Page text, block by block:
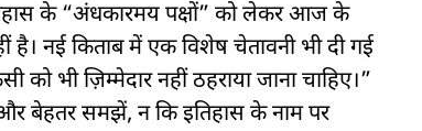
के “अंधकारमय पक्षों” को लेकर आज के
है। नई किताब में एक विशेष चेतावनी भी दी गई
भी ज़िम्मेदार नहीं ठहराया जाना चाहिए।”
बेहतर समझें, न कि इतिहास के नाम पर